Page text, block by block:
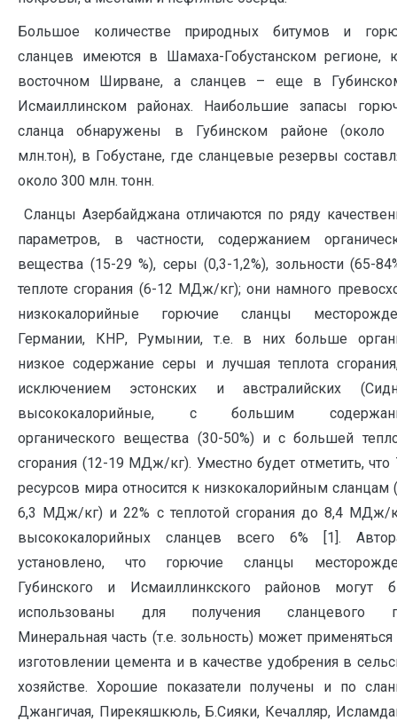
Большое количестве природных битумов и
сланцев имеются в Шамаха-Гобустанском регионе,
восточном Ширване, а сланцев – еще в
Исмаиллинском районах. Наибольшие запасы
сланца обнаружены в Губинском районе (около
млн.тон), в Гобустане, где сланцевые резервы
около 300 млн. тонн.
Сланцы Азербайджана отличаются по ряду
параметров, в частности, содержанием
вещества (15-29 %), серы (0,3-1,2%), зольности (65-
теплоте сгорания (6-12 МДж/кг); они намного
низкокалорийные горючие сланцы
Германии, КНР, Румынии, т.е. в них больше
низкое содержание серы и лучшая теплота
исключением эстонских и австралийских
высококалорийные, с большим
органического вещества (30-50%) и с большей
сгорания (12-19 МДж/кг). Уместно будет отметить, что
ресурсов мира относится к низкокалорийным сланцам
6,3 МДж/кг) и 22% с теплотой сгорания до 8,4 МДж/
высококалорийных сланцев всего 6% [1].
установлено, что горючие сланцы
Губинского и Исмаиллинкского районов могут
использованы для получения сланцевого
Минеральная часть (т.е. зольность) может
изготовлении цемента и в качестве удобрения в
хозяйстве. Хорошие показатели получены и по
Джангичая, Пирекяшкюль, Б.Сияки, Кечалляр,